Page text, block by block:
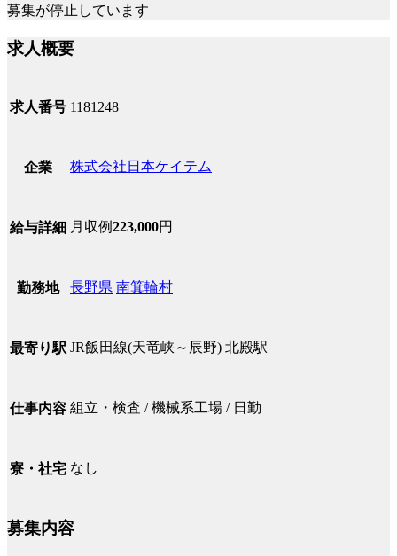
募集が停止しています
求人概要
求人番号 1181248
企業 株式会社日本ケイテム
給与詳細 月収例223,000円
勤務地 長野県 南箕輪村
最寄り駅 JR飯田線(天竜峡～辰野) 北殿駅
仕事内容 組立・検査 / 機械系工場 / 日勤
寮・社宅 なし
募集内容